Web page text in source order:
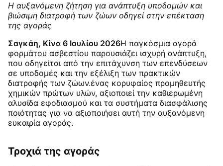
Η αυξανόμενη ζήτηση για ανάπτυξη υποδομών και
βιώσιμη διατροφή των ζώων οδηγεί στην επέκταση
της αγοράς
Σαγκάη, Κίνα 6 Ιουλίου 2026Η παγκόσμια αγορά
φορμάτου ασβεστίου παρουσιάζει ισχυρή ανάπτυξη,
που οδηγείται από την επιτάχυνση των επενδύσεων
σε υποδομές και την εξέλιξη των πρακτικών
διατροφής των ζώων.ένας κορυφαίος προμηθευτής
χημικών πρώτων υλών, αξιοποιεί την καθιερωμένη
αλυσίδα εφοδιασμού και τα συστήματα διασφάλισης
ποιότητας για να αξιοποιήσει αυτή την αυξανόμενη
ευκαιρία αγοράς.
Τροχιά της αγοράς